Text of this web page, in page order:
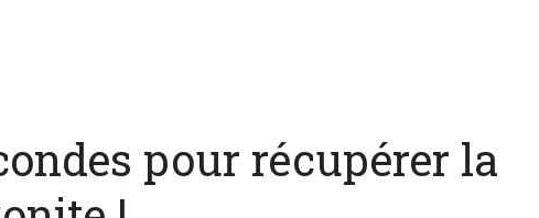
pour récupérer la